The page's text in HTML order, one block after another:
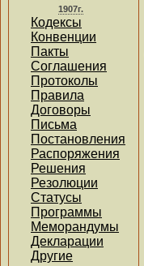
1907г.
Кодексы
Конвенции
Пакты
Соглашения
Протоколы
Правила
Договоры
Письма
Постановления
Распоряжения
Решения
Резолюции
Статусы
Программы
Меморандумы
Декларации
Другие